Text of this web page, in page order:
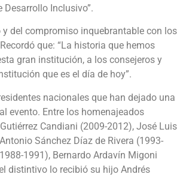
Inclusivo”.
del compromiso inquebrantable con los
que: “La historia que hemos
gran institución, a los consejeros y
que es el día de hoy”.
nacionales que han dejado una
evento. Entre los homenajeados
Candiani (2009-2012), José Luis
Sánchez Díaz de Rivera (1993-
1991), Bernardo Ardavín Migoni
distintivo lo recibió su hijo Andrés